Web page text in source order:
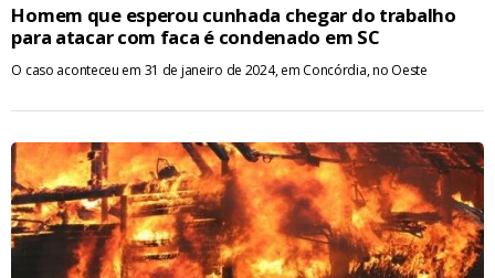
Homem que esperou cunhada chegar do trabalho
para atacar com faca é condenado em SC
O caso aconteceu em 31 de janeiro de 2024, em Concórdia, no Oeste